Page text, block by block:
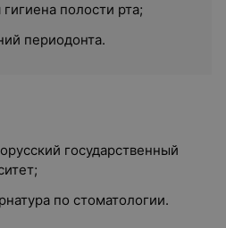
полости рта;
периодонта.
государственный
по стоматологии.